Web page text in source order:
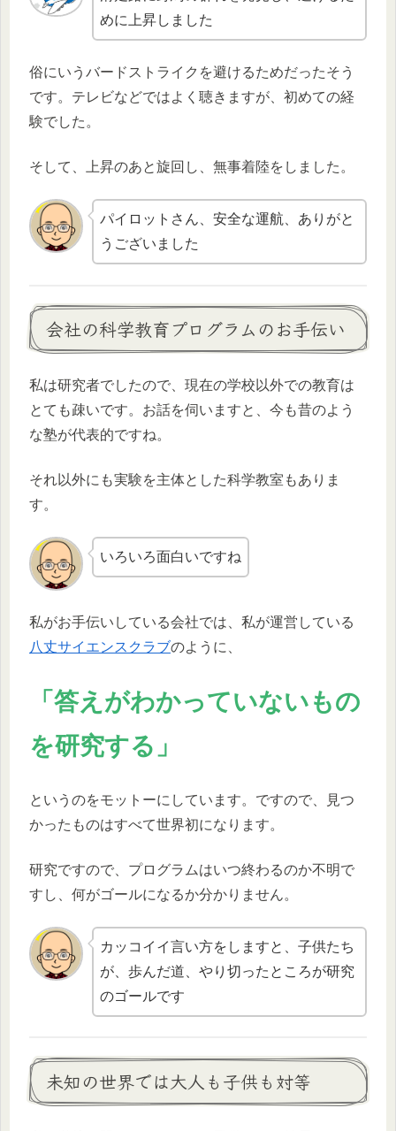
めに上昇しました
俗にいうバードストライクを避けるためだったそう
です。テレビなどではよく聴きますが、初めての経
験でした。
そして、上昇のあと旋回し、無事着陸をしました。
パイロットさん、安全な運航、ありがと
うございました
会社の科学教育プログラムのお手伝い
私は研究者でしたので、現在の学校以外での教育は
とても疎いです。お話を伺いますと、今も昔のよう
な塾が代表的ですね。
それ以外にも実験を主体とした科学教室もありま
す。
いろいろ面白いですね
私がお手伝いしている会社では、私が運営している
八丈サイエンスクラブのように、
「 答えがわかっていないもの
を研究する 」
というのをモットーにしています。ですので、見つ
かったものはすべて世界初になります。
研究ですので、プログラムはいつ終わるのか不明で
すし、何がゴールになるか分かりません。
カッコイイ言い方をしますと、子供たち
が、歩んだ道、やり切ったところが研究
のゴールです
未知の世界では大人も子供も対等